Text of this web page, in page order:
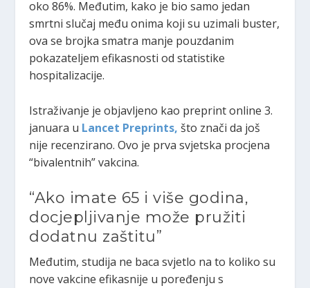
oko 86%. Međutim, kako je bio samo jedan
smrtni slučaj među onima koji su uzimali buster,
ova se brojka smatra manje pouzdanim
pokazateljem efikasnosti od statistike
hospitalizacije.
Istraživanje je objavljeno kao preprint online 3.
januara u Lancet Preprints, što znači da još
nije recenzirano. Ovo je prva svjetska procjena
“bivalentnih” vakcina.
“Ako imate 65 i više godina,
docjepljivanje može pružiti
dodatnu zaštitu”
Međutim, studija ne baca svjetlo na to koliko su
nove vakcine efikasnije u poređenju s